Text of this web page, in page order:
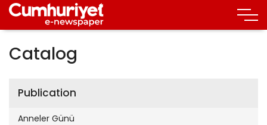
Catalog
Publication
Anneler Günü